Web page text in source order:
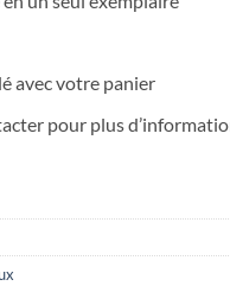
avec votre panier
pour plus